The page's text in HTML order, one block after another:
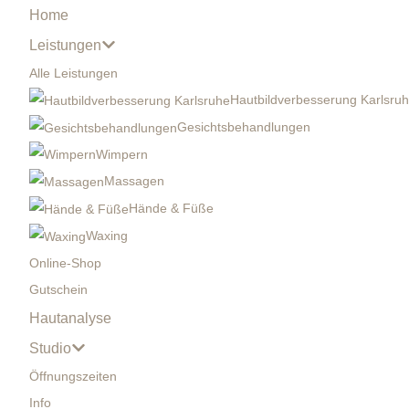
Home
Leistungen
Alle Leistungen
Hautbildverbesserung
Gesichtsbehandlungen
Wimpern
Massagen
Hände & Füße
Waxing
Online-Shop
Gutschein
Hautanalyse
Studio
Öffnungszeiten
Info